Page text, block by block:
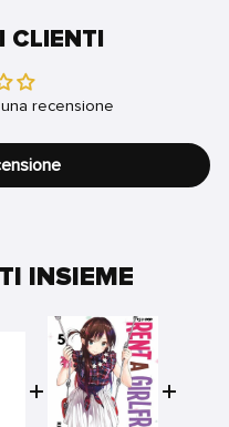
CLIENTI
recensione
INSIEME